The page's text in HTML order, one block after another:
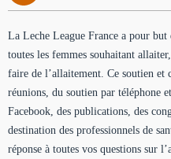
La Leche League France a pour but
toutes les femmes souhaitant
faire de l’allaitement. Ce soutien et
réunions, du soutien par téléphone
Facebook, des publications, des
destination des professionnels de
réponse à toutes vos questions sur